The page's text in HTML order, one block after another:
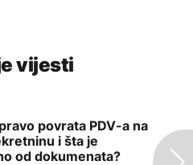
vijesti
povrata PDV-a na
i šta je
od dokumenata?